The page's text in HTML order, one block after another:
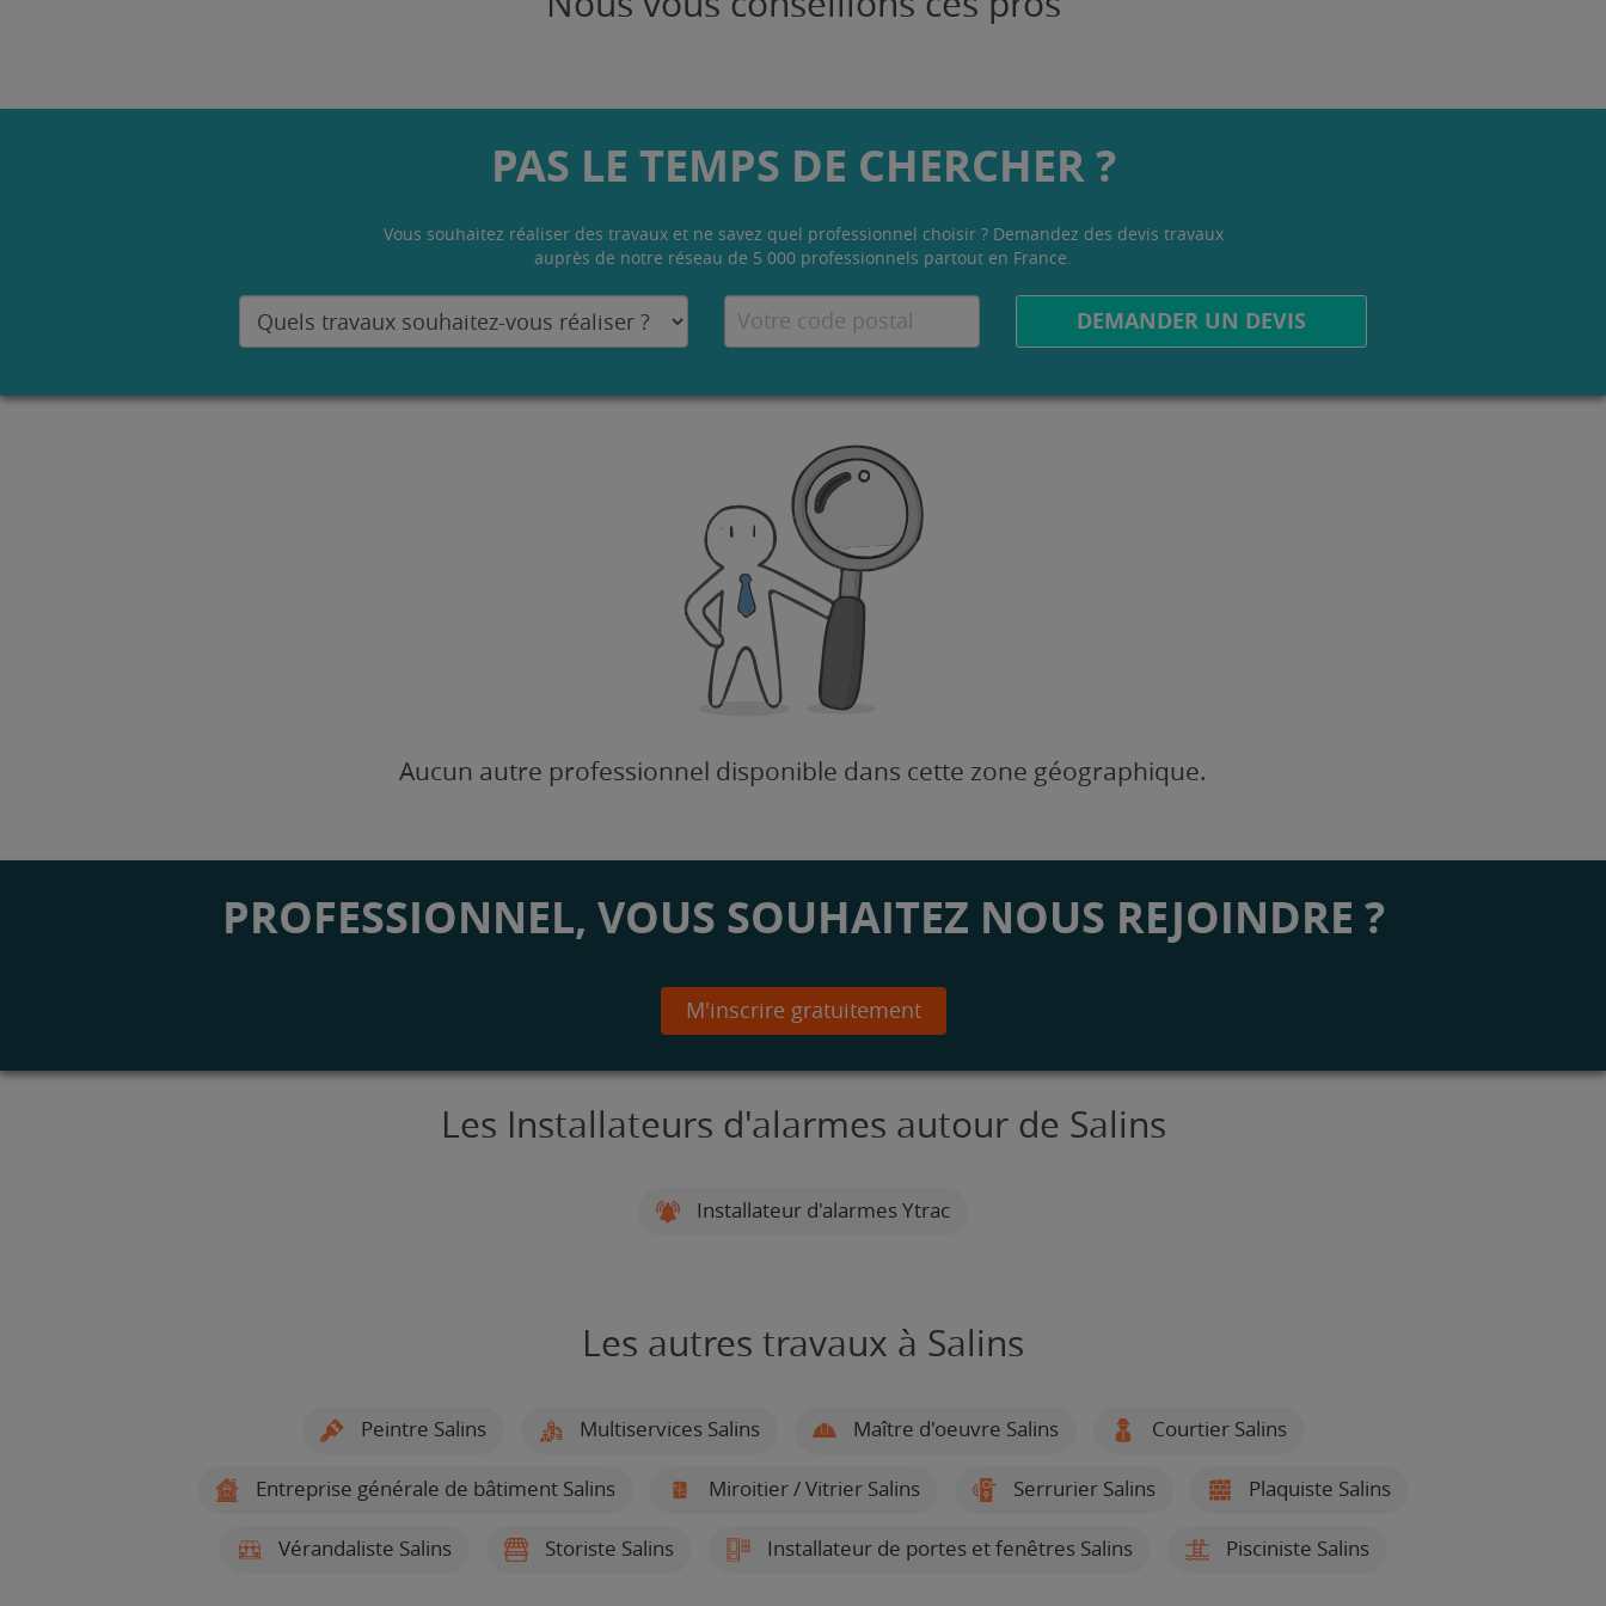
PAS LE TEMPS DE CHERCHER ?
Vous souhaitez réaliser des travaux et ne savez quel professionnel choisir ? Demandez des devis travaux
auprès de notre réseau de 5 000 professionnels partout en France.
DEMANDER UN DEVIS
Aucun autre professionnel disponible dans cette zone géographique.
PROFESSIONNEL, VOUS SOUHAITEZ NOUS REJOINDRE ?
M'inscrire gratuitement
Les Installateurs d'alarmes autour de Salins
Installateur d'alarmes Ytrac
Les autres travaux à Salins
Peintre Salins Multiservices Salins Maître d'oeuvre Salins Courtier Salins
Entreprise générale de bâtiment Salins Miroitier / Vitrier Salins Serrurier Salins Plaquiste Salins
Vérandaliste Salins Storiste Salins Installateur de portes et fenêtres Salins Pisciniste Salins